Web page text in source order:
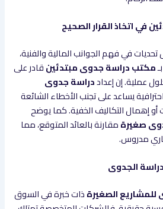
في اتخاذ القرار الصحيح
تحديات في فهم الجوانب المالية والفنية،
مكتب دراسة جدوى مبتدئينقادر على
عملية. إن إعداددراسة جدوى
يساعد على تجنب الأخطاء الشائعة
أو إهمال التكاليف الخفية. كما يوضح
صغيرةمقارنة بالعائد المتوقع، مما
مدروس.
الجدوى
الصغيرةذات خبرة في السوق